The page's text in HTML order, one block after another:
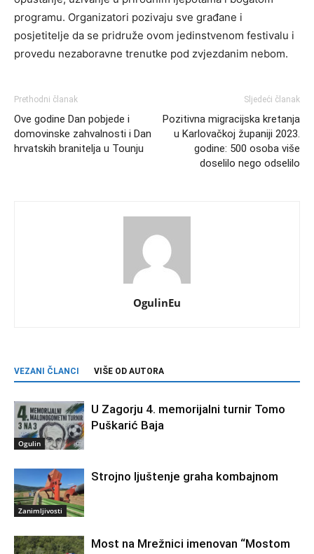
programu. Organizatori pozivaju sve građane i
posjetitelje da se pridruže ovom jedinstvenom festivalu i
provedu nezaboravne trenutke pod zvjezdanim nebom.
Prethodni članak
Ove godine Dan pobjede i
domovinske zahvalnosti i Dan
hrvatskih branitelja u Tounju
Sljedeći članak
Pozitivna migracijska kretanja
u Karlovačkoj županiji 2023.
godine: 500 osoba više
doselilo nego odselilo
OgulinEu
VEZANI ČLANCI VIŠE OD AUTORA
Ogulin
U Zagorju 4. memorijalni turnir Tomo
Puškarić Baja
Zanimljivosti
Strojno ljuštenje graha kombajnom
Most na Mrežnici imenovan “Mostom